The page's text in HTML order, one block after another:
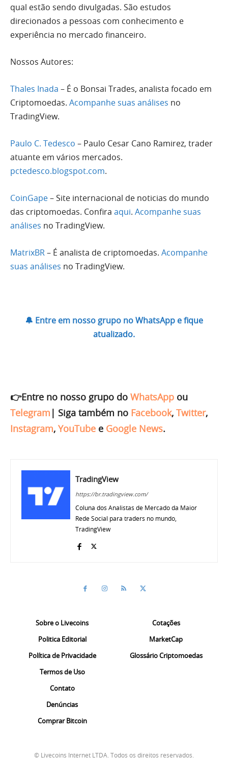
qual estão sendo divulgadas. São estudos
direcionados a pessoas com conhecimento e
experiência no mercado financeiro.
Nossos Autores:
Thales Inada – É o Bonsai Trades, analista focado em
Criptomoedas. Acompanhe suas análises no
TradingView.
Paulo C. Tedesco – Paulo Cesar Cano Ramirez, trader
atuante em vários mercados.
pctedesco.blogspot.com.
CoinGape– Site internacional de noticias do mundo
das criptomoedas. Confira aqui. Acompanhe suas
análises no TradingView.
MatrixBR– É analista de criptomoedas. Acompanhe
suas análises no TradingView.
🔔 Entre em nosso grupo no WhatsApp e fique
atualizado.
👉Entre no nosso grupo do WhatsApp ou
Telegram | Siga também no Facebook, Twitter,
Instagram, YouTube e Google News.
TradingView
https://br.tradingview.com/
Coluna dos Analistas de Mercado da Maior
Rede Social para traders no mundo,
TradingView
Sobre o Livecoins
Politica Editorial
Política de Privacidade
Termos de Uso
Contato
Denúncias
Comprar Bitcoin
Cotações
MarketCap
Glossário Criptomoedas
© Livecoins Internet LTDA. Todos os direitos reservados.